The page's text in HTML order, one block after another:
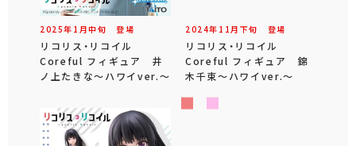
2025年 1 月中旬 登場
リコリス・リコイル
Coreful フィギュア 井
ノ上たきな～ハワイver.～
2024年 11 月 下旬 登場
リコリス・リコイル
Coreful フィギュア 錦
木千束～ハワイver.～